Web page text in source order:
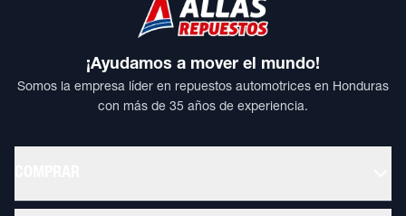
¡Ayudamos a mover el mundo!
Somos la empresa líder en repuestos automotrices en Honduras
con más de 35 años de experiencia.